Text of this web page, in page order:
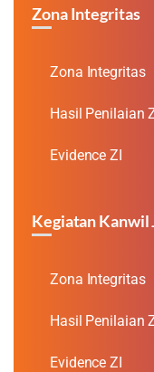
Zona Integritas
Zona Integritas
Hasil Penilaian
Evidence ZI
Kegiatan Kanwil
Zona Integritas
Hasil Penilaian
Evidence ZI